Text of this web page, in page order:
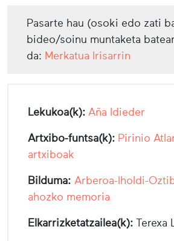
Pasarte hau (osoki edo zati
bideo/soinu muntaketa
da: Merkatua Irisarrin
Lekukoa(k): Aña Idieder
Artxibo-funtsa(k): Pirinio
artxiboak
Bilduma: Arberoa-Iholdi-
ahozko memoria
Elkarrizketatzailea(k): Terexa